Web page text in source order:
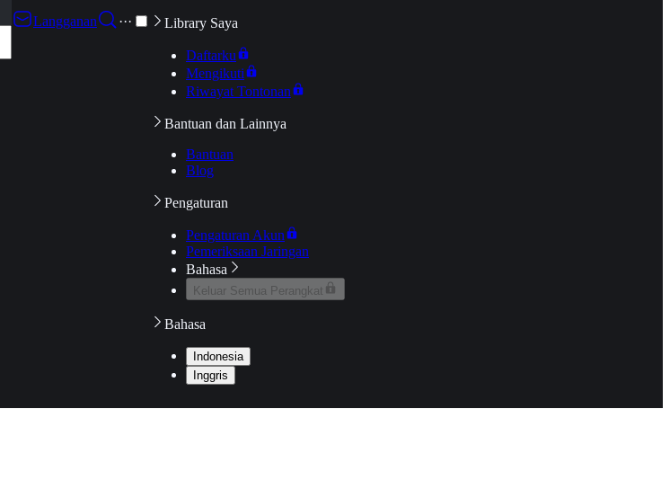
Langganan
··· Library Saya
Daftarku
Mengikuti
Riwayat Tontonan
Bantuan dan Lainnya
Bantuan
Blog
Pengaturan
Pengaturan Akun
Pemeriksaan Jaringan
Bahasa
Keluar Semua Perangkat
Bahasa
Indonesia
Inggris